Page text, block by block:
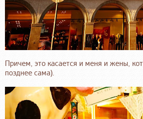
Причем, это касается и меня и жены,
позднее сама).